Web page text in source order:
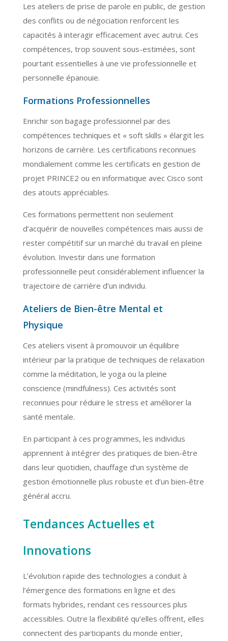
Les ateliers de prise de parole en public, de gestion
des conflits ou de négociation renforcent les
capacités à interagir efficacement avec autrui. Ces
compétences, trop souvent sous-estimées, sont
pourtant essentielles à une vie professionnelle et
personnelle épanouie.
Formations Professionnelles
Enrichir son bagage professionnel par des
compétences techniques et « soft skills » élargit les
horizons de carrière. Les certifications reconnues
mondialement comme les certificats en gestion de
projet PRINCE2 ou en informatique avec Cisco sont
des atouts appréciables.
Ces formations permettent non seulement
d’acquérir de nouvelles compétences mais aussi de
rester compétitif sur un marché du travail en pleine
évolution. Investir dans une formation
professionnelle peut considérablement influencer la
trajectoire de carrière d’un individu.
Ateliers de Bien-être Mental et
Physique
Ces ateliers visent à promouvoir un équilibre
intérieur par la pratique de techniques de relaxation
comme la méditation, le yoga ou la pleine
conscience (mindfulness). Ces activités sont
reconnues pour réduire le stress et améliorer la
santé mentale.
En participant à ces programmes, les individus
apprennent à intégrer des pratiques de bien-être
dans leur quotidien, chauffage d’un système de
gestion émotionnelle plus robuste et d’un bien-être
général accru.
Tendances Actuelles et
Innovations
L’évolution rapide des technologies a conduit à
l’émergence des formations en ligne et des
formats hybrides, rendant ces ressources plus
accessibles. Outre la flexibilité qu’elles offrent, elles
connectent des participants du monde entier,